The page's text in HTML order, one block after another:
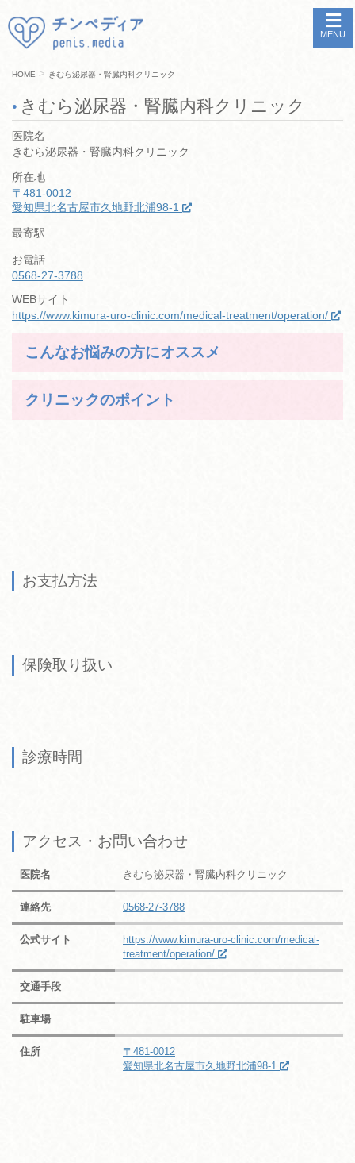
MENU
HOME > きむら泌尿器・腎臓内科クリニック
きむら泌尿器・腎臓内科クリニック
医院名
きむら泌尿器・腎臓内科クリニック
所在地
〒481-0012
愛知県北名古屋市久地野北浦98-1
最寄駅
お電話
0568-27-3788
WEBサイト
https://www.kimura-uro-clinic.com/medical-treatment/operation/
こんなお悩みの方にオススメ
クリニックのポイント
お支払方法
保険取り扱い
診療時間
アクセス・お問い合わせ
医院名 きむら泌尿器・腎臓内科クリニック
連絡先 0568-27-3788
公式サイト
https://www.kimura-uro-clinic.com/medical-
treatment/operation/
交通手段
駐車場
住所
〒481-0012
愛知県北名古屋市久地野北浦98-1